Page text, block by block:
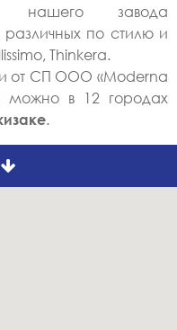
нашего завода
по стилю и
Thinkera.
от СП ООО «Moderna
можно в 12 городах
.